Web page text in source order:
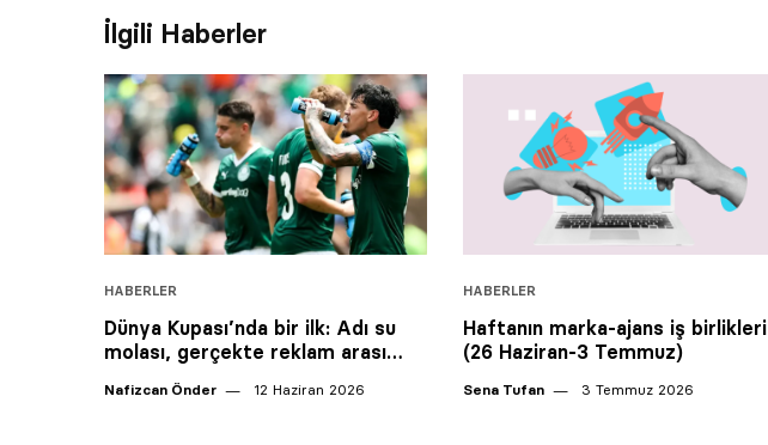
İlgili Haberler
HABERLER
Dünya Kupası’nda bir ilk: Adı su
molası, gerçekte reklam arası…
Nafizcan Önder 12 Haziran 2026
HABERLER
Haftanın marka-ajans iş birlikleri
(26 Haziran-3 Temmuz)
Sena Tufan 3 Temmuz 2026